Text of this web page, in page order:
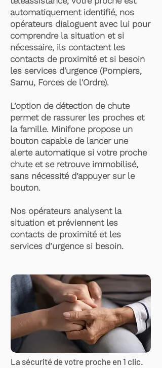
automatiquement identifié, nos
opérateurs dialoguent avec lui pour
comprendre la situation et si
nécessaire, ils contactent les
contacts de proximité et si besoin
les services d'urgence (Pompiers,
Samu, Forces de l'Ordre).
L’option de détection de chute
permet de rassurer les proches et
la famille. Minifone propose un
bouton capable de lancer une
alerte automatique si votre proche
chute et se retrouve immobilisé,
sans nécessité d’appuyer sur le
bouton.
Nos opérateurs analysent la
situation et préviennent les
contacts de proximité et les
services d’urgence si besoin.
La sécurité de votre proche en 1 clic.